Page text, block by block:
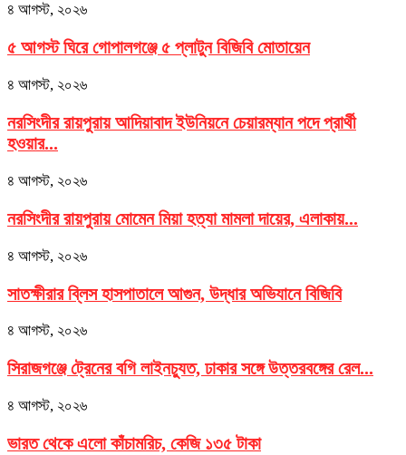
৪ আগস্ট, ২০২৬
৫ আগস্ট ঘিরে গোপালগঞ্জে ৫ প্লাটুন বিজিবি মোতায়েন
৪ আগস্ট, ২০২৬
নরসিংদীর রায়পুরায় আদিয়াবাদ ইউনিয়নে চেয়ারম্যান পদে প্রার্থী
হওয়ার...
৪ আগস্ট, ২০২৬
নরসিংদীর রায়পুরায় মোমেন মিয়া হত্যা মামলা দায়ের, এলাকায়...
৪ আগস্ট, ২০২৬
সাতক্ষীরার ব্লিস হাসপাতালে আগুন, উদ্ধার অভিযানে বিজিবি
৪ আগস্ট, ২০২৬
সিরাজগঞ্জে ট্রেনের বগি লাইনচ্যুত, ঢাকার সঙ্গে উত্তরবঙ্গের রেল...
৪ আগস্ট, ২০২৬
ভারত থেকে এলো কাঁচামরিচ, কেজি ১৩৫ টাকা